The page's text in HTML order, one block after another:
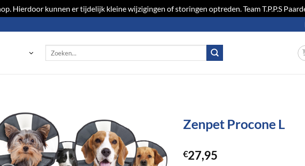
Hierdoor kunnen er tijdelijk kleine wijzigingen of storingen optreden. Team T.P.P.S
Toevoegen
aan
verlanglijst
Zenpet Procone L
€27,95